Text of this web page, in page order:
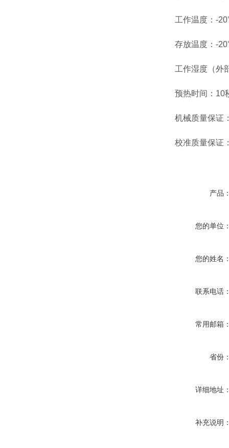
工作温度：-
存放温度：-
工作湿度（外部
预热时间：10
机械质量保证：
校准质量保证：
产品
您的单位
您的姓名
联系电话
常用邮箱
省份
详细地址
补充说明